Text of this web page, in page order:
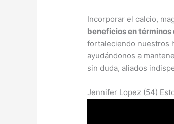
Incorporar el calcio,
beneficios en
fortaleciendo nuestros
ayudándonos a
sin duda, aliados
Jennifer Lopez (54)